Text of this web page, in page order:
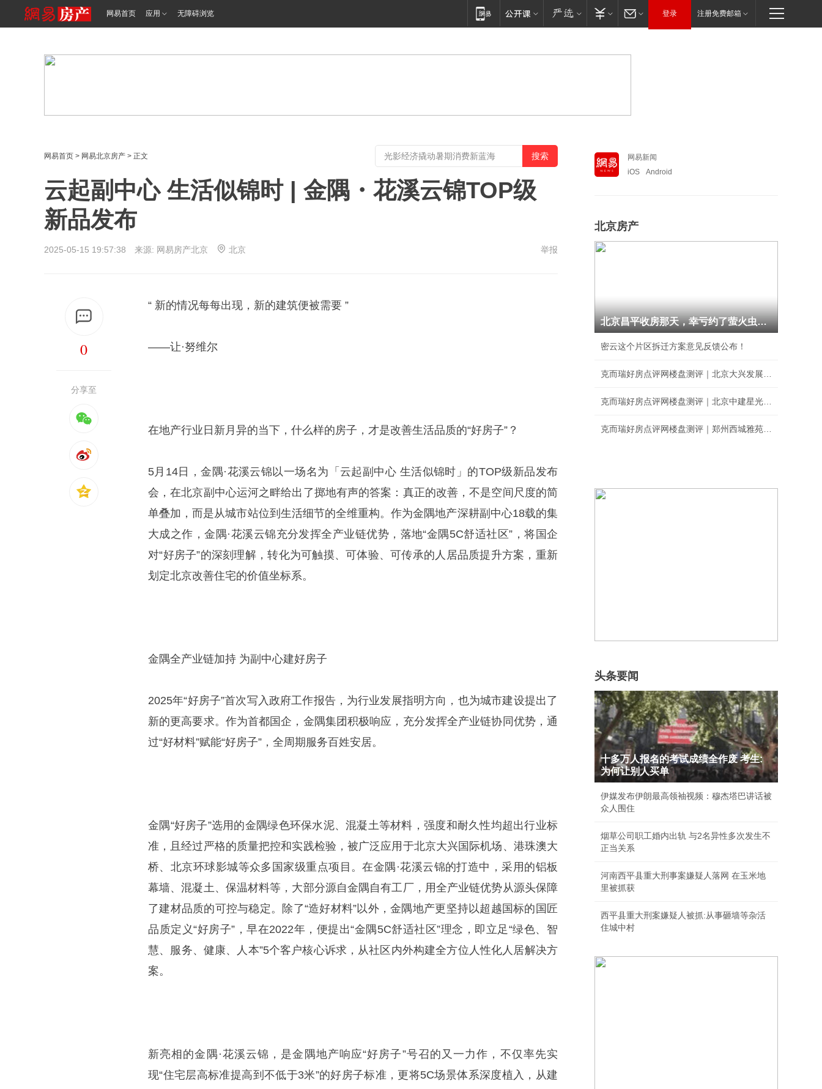
网易首页 应用 无障碍浏览 登录 注册免费邮箱
网易首页 > 网易北京房产 > 正文
云起副中心 生活似锦时 | 金隅・花溪云锦TOP级
新品发布
2025-05-15 19:57:38 来源: 网易房产北京 北京 举报
0
分享至
“ 新的情况每每出现，新的建筑便被需要 ”
——让·努维尔
在地产行业日新月异的当下，什么样的房子，才是改善生活品质的“好房子”？
5月14日，金隅·花溪云锦以一场名为「云起副中心 生活似锦时」的TOP级新品发布
会，在北京副中心运河之畔给出了掷地有声的答案：真正的改善，不是空间尺度的简
单叠加，而是从城市站位到生活细节的全维重构。作为金隅地产深耕副中心18载的集
大成之作，金隅·花溪云锦充分发挥全产业链优势，落地“金隅5C舒适社区”，将国企
对“好房子”的深刻理解，转化为可触摸、可体验、可传承的人居品质提升方案，重新
划定北京改善住宅的价值坐标系。
金隅全产业链加持 为副中心建好房子
2025年“好房子”首次写入政府工作报告，为行业发展指明方向，也为城市建设提出了
新的更高要求。作为首都国企，金隅集团积极响应，充分发挥全产业链协同优势，通
过“好材料”赋能“好房子”，全周期服务百姓安居。
金隅“好房子”选用的金隅绿色环保水泥、混凝土等材料，强度和耐久性均超出行业标
准，且经过严格的质量把控和实践检验，被广泛应用于北京大兴国际机场、港珠澳大
桥、北京环球影城等众多国家级重点项目。在金隅·花溪云锦的打造中，采用的铝板
幕墙、混凝土、保温材料等，大部分源自金隅自有工厂，用全产业链优势从源头保障
了建材品质的可控与稳定。除了“造好材料”以外，金隅地产更坚持以超越国标的国匠
品质定义“好房子”，早在2022年，便提出“金隅5C舒适社区”理念，即立足“绿色、智
慧、服务、健康、人本”5个客户核心诉求，从社区内外构建全方位人性化人居解决方
案。
新亮相的金隅·花溪云锦，是金隅地产响应“好房子”号召的又一力作，不仅率先实
现“住宅层高标准提高到不低于3米”的好房子标准，更将5C场景体系深度植入，从建
网易新闻
iOS
Android
北京房产
北京昌平收房那天，幸亏约了萤火虫验房
密云这个片区拆迁方案意见反馈公布！
头条要闻
十多万人报名的考试成绩全作废 考生:
为何让别人买单
伊媒发布伊朗最高领袖视频：穆杰塔巴讲话被
众人围住
烟草公司职工婚内出轨 与2名异性多次发生不
正当关系
河南西平县重大刑事案嫌疑人落网 在玉米地
里被抓获
西平县重大刑案嫌疑人被抓:从事砸墙等杂活
住城中村